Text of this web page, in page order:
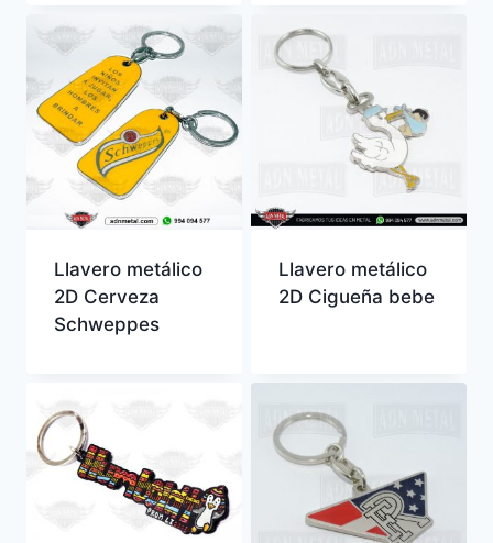
Llavero metálico
2D Cerveza
Schweppes
Llavero metálico
2D Cigueña bebe